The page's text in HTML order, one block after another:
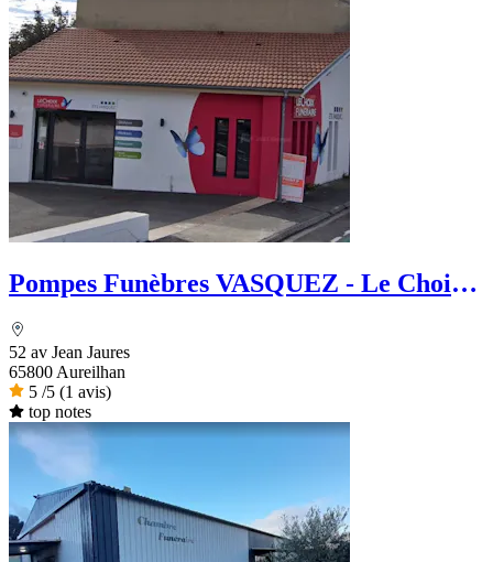
Pompes Funèbres VASQUEZ - Le Choix
52 av Jean Jaures
65800 Aureilhan
5 /5 (1 avis)
top notes